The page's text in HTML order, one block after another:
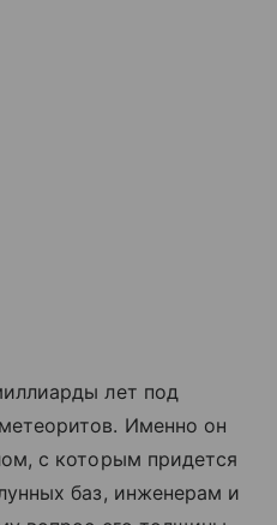
лет под
Именно он
с которым придется
баз, инженерам и